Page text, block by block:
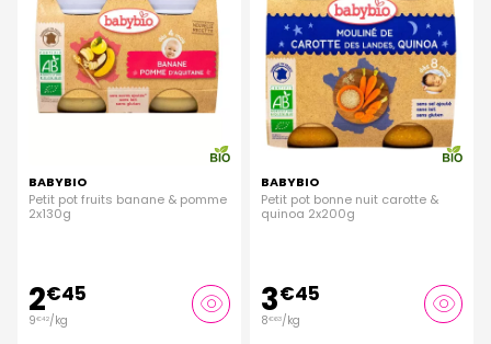
BABYBIO
Petit pot fruits banane & pomme
2x130g
2€45
9€42/kg
BABYBIO
Petit pot bonne nuit carotte &
quinoa 2x200g
3€45
8€63/kg